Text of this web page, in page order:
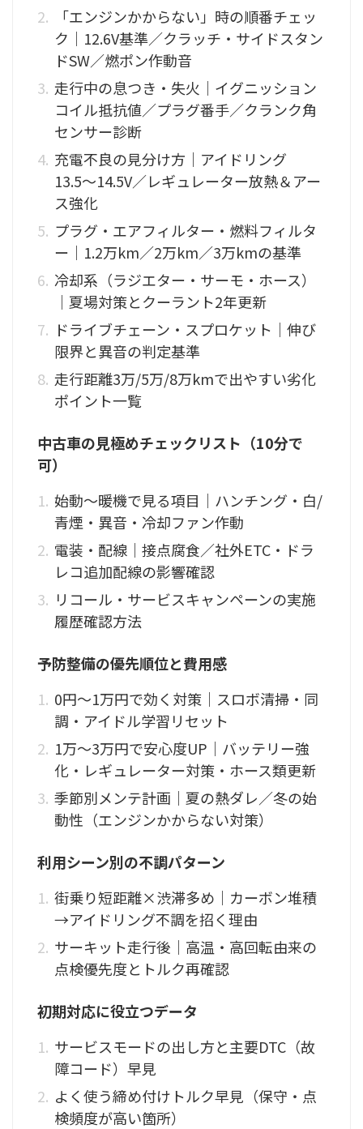
「エンジンかからない」時の順番チェッ
ク｜12.6V基準／クラッチ・サイドスタン
ドSW／燃ポン作動音
走行中の息つき・失火｜イグニッション
コイル抵抗値／プラグ番手／クランク角
センサー診断
充電不良の見分け方｜アイドリング
13.5〜14.5V／レギュレーター放熱＆アー
ス強化
プラグ・エアフィルター・燃料フィルタ
ー｜1.2万km／2万km／3万kmの基準
冷却系（ラジエター・サーモ・ホース）
｜夏場対策とクーラント2年更新
ドライブチェーン・スプロケット｜伸び
限界と異音の判定基準
走行距離3万/5万/8万kmで出やすい劣化
ポイント一覧
中古車の見極めチェックリスト（10分で
可）
始動〜暖機で見る項目｜ハンチング・白/
青煙・異音・冷却ファン作動
電装・配線｜接点腐食／社外ETC・ドラ
レコ追加配線の影響確認
リコール・サービスキャンペーンの実施
履歴確認方法
予防整備の優先順位と費用感
0円〜1万円で効く対策｜スロボ清掃・同
調・アイドル学習リセット
1万〜3万円で安心度UP｜バッテリー強
化・レギュレーター対策・ホース類更新
季節別メンテ計画｜夏の熱ダレ／冬の始
動性（エンジンかからない対策）
利用シーン別の不調パターン
街乗り短距離×渋滞多め｜カーボン堆積
→アイドリング不調を招く理由
サーキット走行後｜高温・高回転由来の
点検優先度とトルク再確認
初期対応に役立つデータ
サービスモードの出し方と主要DTC（故
障コード）早見
よく使う締め付けトルク早見（保守・点
検頻度が高い箇所）